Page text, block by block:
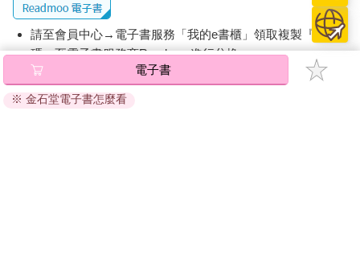
請至會員中心→電子書服務「我的e書櫃」領取複製『兌換
碼』至電子書服務商Readmoo進行兌換。
退換貨須知：
因版權保護，您在金石堂所購買的電子書僅能以金石堂專屬
電子書
※ 金石堂電子書怎麼看